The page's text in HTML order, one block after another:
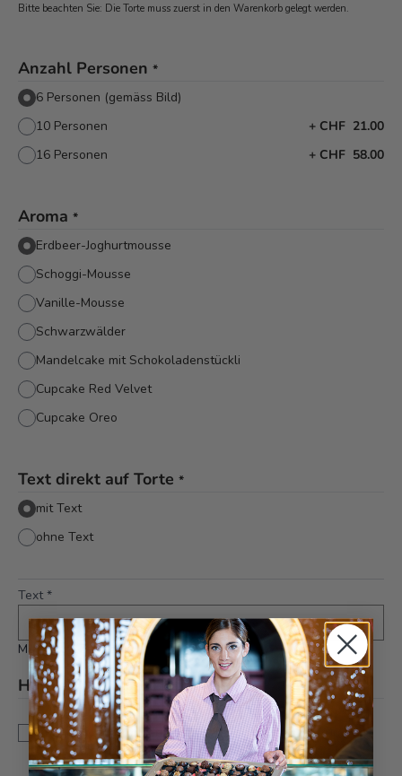
Bitte beachten Sie: Die Torte muss zuerst in den Warenkorb gelegt werden.
Anzahl Personen *
6 Personen (gemäss Bild)
10 Personen
+ CHF 21.00
16 Personen
+ CHF 58.00
Aroma *
Erdbeer-Joghurtmousse
Schoggi-Mousse
Vanille-Mousse
Schwarzwälder
Mandelcake mit Schokoladenstückli
Cupcake Red Velvet
Cupcake Oreo
Text direkt auf Torte *
mit Text
ohne Text
Text *
Maximal 8 Zeichen
Hinweis *
Dies ist eine Sonderanfertigung. Änderungen und
Annullationen können bis zu 5 Tagen vor Auslieferung
berücksichtigt werden.